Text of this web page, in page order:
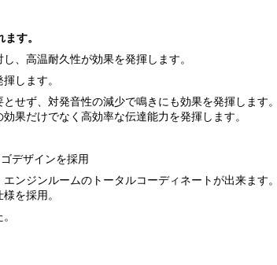
す。
、高温耐久性が効果を発揮します。
します。
せず、対発音性の減少で鳴きにも効果を発揮します。
果だけでなく高効率な伝達能力を発揮します。
デザインを採用
ンジンルームのトータルコーディネートが出来ます。
を採用。